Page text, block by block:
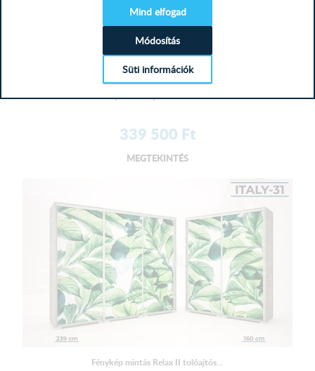
Mélység: 60 cm
Fénykép mintás tolóajtós gardrób X
Szeretné, ha ruhái mindig sorban lennének, de nincs elég
339 500 Ft
MEGTEKINTÉS
Fénykép mintás Relax II tolóajtós...
Mind elfogad
Módosítás
Süti információk